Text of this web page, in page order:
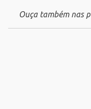
Ouça também nas